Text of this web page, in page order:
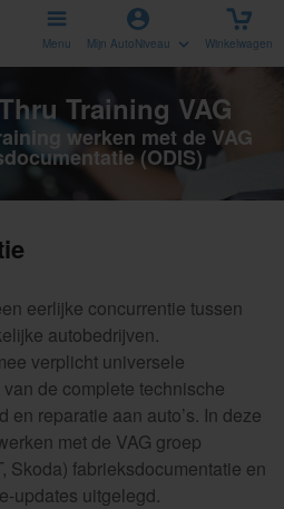
Menu Mijn AutoNiveau Winkelwagen
Training VAG
werken met de VAG
(ODIS)
eerlijke concurrentie tussen
autobedrijven.
verplicht universele
de complete technische
en reparatie aan auto’s. In deze
met de VAG groep
Skoda) fabrieksdocumentatie en
updates uitgelegd.